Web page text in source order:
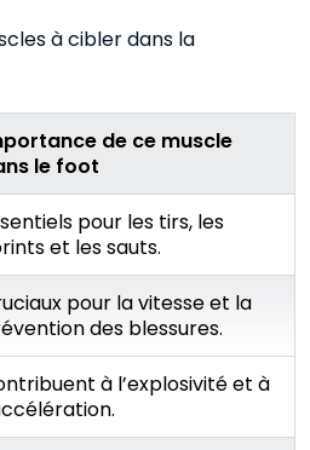
à cibler dans la
de ce muscle
le foot
pour les tirs, les
et les sauts.
pour la vitesse et la
des blessures.
à l’explosivité et à